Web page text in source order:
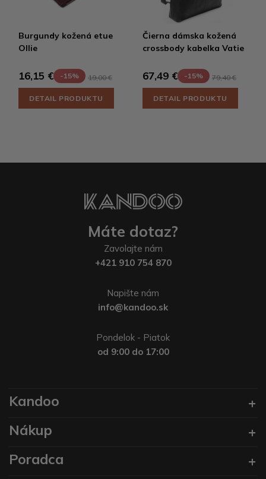
Burgundy kožená etue
Ollie
16,15 € -15% 19,00 €
DETAIL PRODUKTU
Čierna dámska kožená
crossbody kabelka Vatie
67,49 € -15% 79,40 €
DETAIL PRODUKTU
Máte dotaz?
Zavolajte nám
+421 910 754 870
Napište nám
info@kandoo.sk
Pondelok - Piatok
od 9:00 do 17:00
Kandoo
Nákup
Poradca